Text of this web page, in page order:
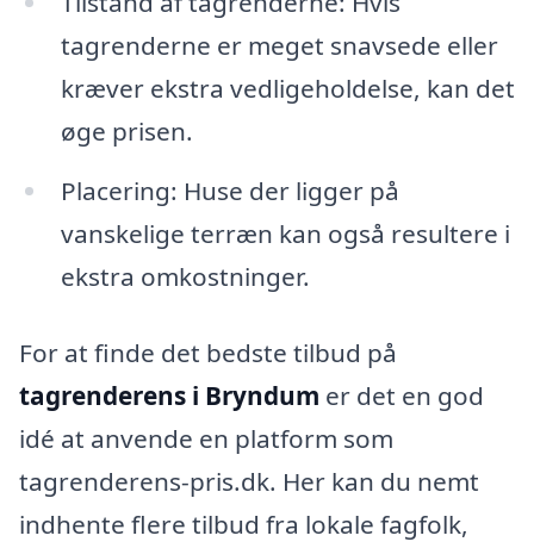
tagrenderne er meget snavsede eller
kræver ekstra vedligeholdelse, kan det
øge prisen.
Placering: Huse der ligger på
vanskelige terræn kan også resultere i
ekstra omkostninger.
For at finde det bedste tilbud på
tagrenderens i Bryndum er det en god
idé at anvende en platform som
tagrenderens-pris.dk. Her kan du nemt
indhente flere tilbud fra lokale fagfolk,